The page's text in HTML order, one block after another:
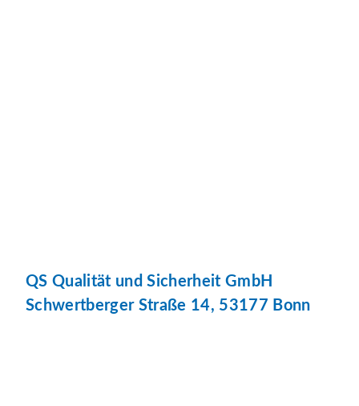
QS Qualität und Sicherheit GmbH
Schwertberger Straße 14, 53177 Bonn